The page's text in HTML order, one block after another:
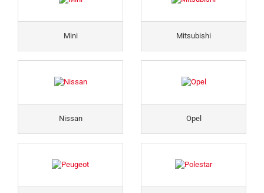
Mini Mitsubishi
Nissan Opel